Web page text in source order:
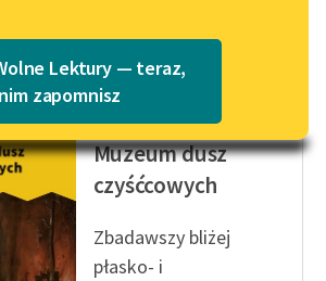
dla
do
i
Katalog w formacie PDF
Lektury — teraz,
zapomnisz
Czytaj więcej
Stefan Grabiński
Muzeum dusz
czyśćcowych
Zbadawszy bliżej
płasko- i